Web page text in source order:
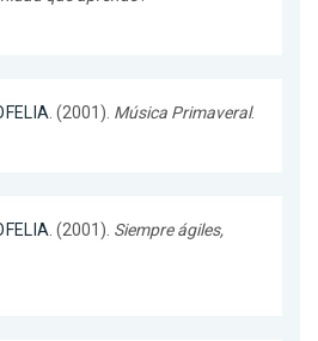
. (2001). Música Primaveral.
. (2001). Siempre ágiles,